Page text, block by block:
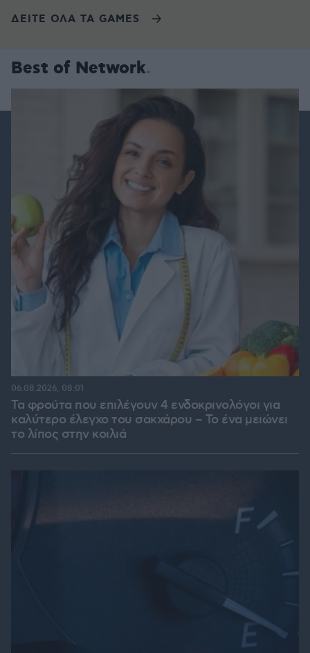
ΔΕΙΤΕ ΟΛΑ ΤΑ GAMES
Best of Network
Τα φρούτα που επιλέγουν 4 ενδοκρινολόγοι για
καλύτερο έλεγχο του σακχάρου – Το ένα μειώνει
το λίπος στην κοιλιά
06.08.2026, 08:01